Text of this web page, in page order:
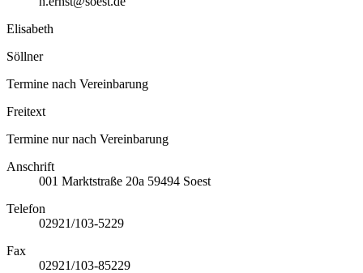
Elisabeth
Söllner
Termine nach Vereinbarung
Freitext
Termine nur nach Vereinbarung
Anschrift
001 Marktstraße 20a 59494 Soest
Telefon
02921/103-5229
Fax
02921/103-85229